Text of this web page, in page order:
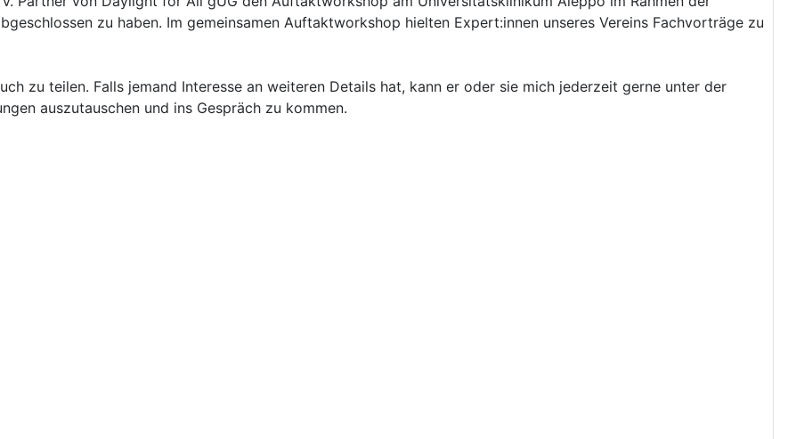
zu haben. Im gemeinsamen Auftaktworkshop hielten Expert:innen unseres Vereins Fachvorträge zu
zu teilen. Falls jemand Interesse an weiteren Details hat, kann er oder sie mich jederzeit gerne unter der
auszutauschen und ins Gespräch zu kommen.